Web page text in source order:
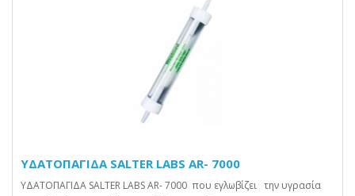
ΥΔΑΤΟΠΑΓΙΔΑ SALTER LABS AR- 7000
ΥΔΑΤΟΠΑΓΙΔΑ SALTER LABS AR- 7000 που εγλωβίζει την υγρασία